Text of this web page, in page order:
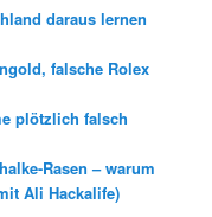
daraus lernen
falsche Rolex
plötzlich falsch
Rasen – warum
Ali Hackalife)